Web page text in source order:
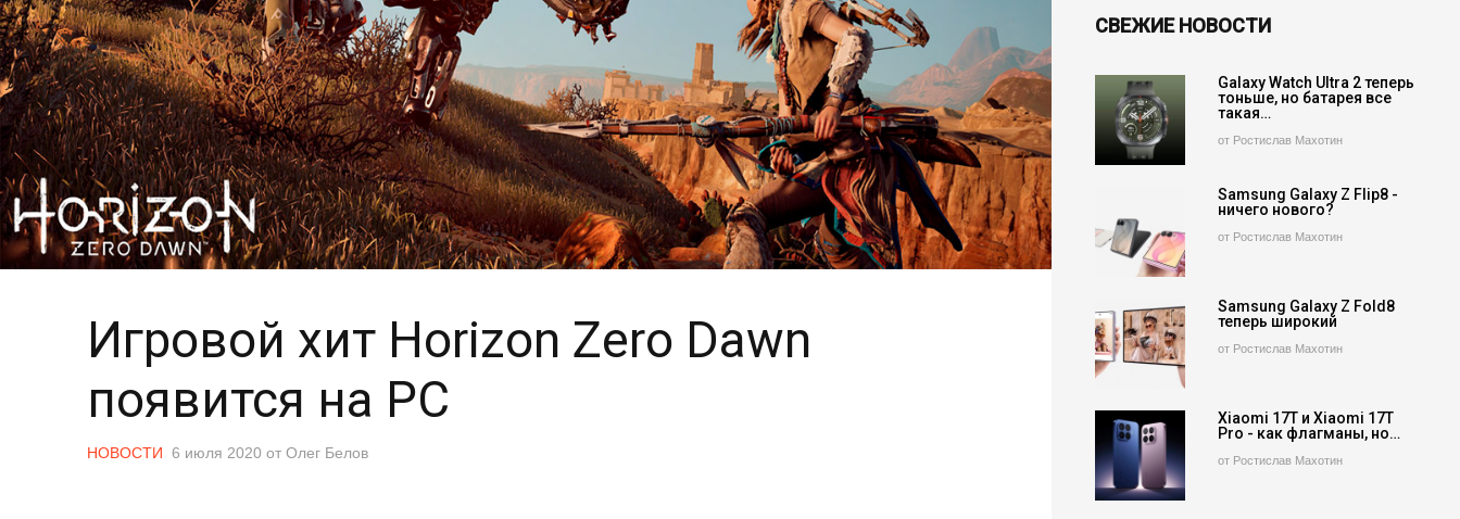
Игровой хит Horizon Zero Dawn
появится на PC
НОВОСТИ 6 июля 2020 от Олег Белов
СВЕЖИЕ НОВОСТИ
Galaxy Watch Ultra 2 теперь
тоньше, но батарея все
такая…
от Ростислав Махотин
Samsung Galaxy Z Flip8 -
ничего нового?
от Ростислав Махотин
Samsung Galaxy Z Fold8
теперь широкий
от Ростислав Махотин
Xiaomi 17T и Xiaomi 17T
Pro - как флагманы, но…
от Ростислав Махотин